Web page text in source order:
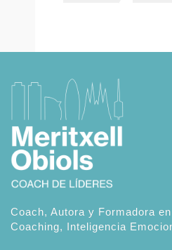
Coach, Autora y Formadora en
Coaching, Inteligencia